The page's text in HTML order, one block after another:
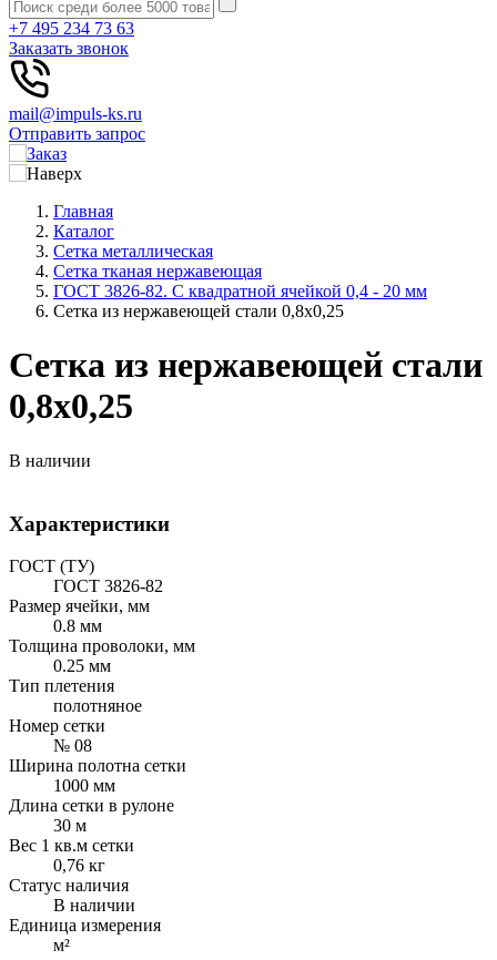
+7 495 234 73 63
Заказать звонок
mail@impuls-ks.ru
Отправить запрос
Главная
Каталог
Сетка металлическая
Сетка тканая нержавеющая
ГОСТ 3826-82. C квадратной ячейкой 0,4 - 20 мм
Сетка из нержавеющей стали 0,8x0,25
Сетка из нержавеющей стали
0,8x0,25
В наличии
Характеристики
ГОСТ (ТУ)
ГОСТ 3826-82
Размер ячейки, мм
0.8 мм
Толщина проволоки, мм
0.25 мм
Тип плетения
полотняное
Номер сетки
№ 08
Ширина полотна сетки
1000 мм
Длина сетки в рулоне
30 м
Вес 1 кв.м сетки
0,76 кг
Статус наличия
В наличии
Единица измерения
м²